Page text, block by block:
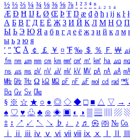
½ ⅓ ⅔ ¼ ¾ ⅛ ⅜ ⅝ ⅞ ¹ ² ³ ⁴ ⁿ ₁ ₂ ₃ ₄
Æ Ð Ħ Ĳ Ł Ø Œ Þ Ŧ Ŋ æ đ ð ħ ı ĳ ĸ ŀ ł
А Б В Г Д Е Ё Ж З И Й К Л М Н О П
Ы Ь Э Ю Я а б в г д е ё ж з и й к л м
ы ь э ю я
′ ″ ℃ Å ￠ ￡ ￥ ¤ ℉ ‰ ＄ ％ Ｆ ￦
㎙ ㎚ ㎛ ㎜ ㎝ ㎞ ㎟ ㎠ ㎡ ㎢ ㏊ ㎍ ㎎
㎱ ㎲ ㎳ ㎴ ㎵ ㎶ ㎷ ㎸ ㎹ ㎀ ㎁ ㎂ ㎃
㎒ ㎓ ㎔ Ω ㏀ ㏁ ㎊ ㎋ ㎌ ㏖ ㏅ ㎭ ㎮
㏃ ㏉ ㏜ ㏆
§ ※ ☆ ★ ○ ● ◎ ◇ ◆ □ ■ △ ▽ →
♠ ♡ ♥ ♧ ♣ ⊙ ◈ ▣ ◐ ◑ ▒ ▤ ▨
‡ ↕ ↗ ↙ ↖ ↘ ♭ ♩ ♪ ♬ ㉿ ㈜ № ㏇
ⅰ
ⅱ ⅲ ⅳ ⅴ ⅵ ⅶ ⅷ ⅸ ⅹ